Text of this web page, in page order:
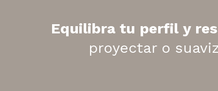
Equilibra tu perfil y
proyectar o